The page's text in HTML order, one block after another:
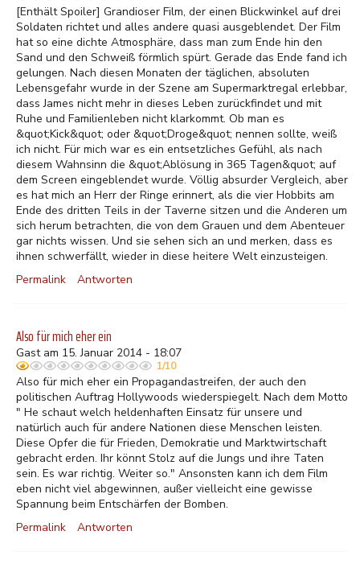
[Enthält Spoiler] Grandioser Film, der einen Blickwinkel auf drei
Soldaten richtet und alles andere quasi ausgeblendet. Der Film
hat so eine dichte Atmosphäre, dass man zum Ende hin den
Sand und den Schweiß förmlich spürt. Gerade das Ende fand ich
gelungen. Nach diesen Monaten der täglichen, absoluten
Lebensgefahr wurde in der Szene am Supermarktregal erlebbar,
dass James nicht mehr in dieses Leben zurückfindet und mit
Ruhe und Familienleben nicht klarkommt. Ob man es
&quot;Kick&quot; oder &quot;Droge&quot; nennen sollte, weiß
ich nicht. Für mich war es ein entsetzliches Gefühl, als nach
diesem Wahnsinn die &quot;Ablösung in 365 Tagen&quot; auf
dem Screen eingeblendet wurde. Völlig absurder Vergleich, aber
es hat mich an Herr der Ringe erinnert, als die vier Hobbits am
Ende des dritten Teils in der Taverne sitzen und die Anderen um
sich herum betrachten, die von dem Grauen und dem Abenteuer
gar nichts wissen. Und sie sehen sich an und merken, dass es
ihnen schwerfällt, wieder in diese heitere Welt einzusteigen.
Permalink
Antworten
Also für mich eher ein
Gast am 15. Januar 2014 - 18:07
1/10
Also für mich eher ein Propagandastreifen, der auch den
politischen Auftrag Hollywoods wiederspiegelt. Nach dem Motto
" He schaut welch heldenhaften Einsatz für unsere und
natürlich auch für andere Nationen diese Menschen leisten.
Diese Opfer die für Frieden, Demokratie und Marktwirtschaft
gebracht erden. Ihr könnt Stolz auf die Jungs und ihre Taten
sein. Es war richtig. Weiter so." Ansonsten kann ich dem Film
eben nicht viel abgewinnen, außer vielleicht eine gewisse
Spannung beim Entschärfen der Bomben.
Permalink
Antworten